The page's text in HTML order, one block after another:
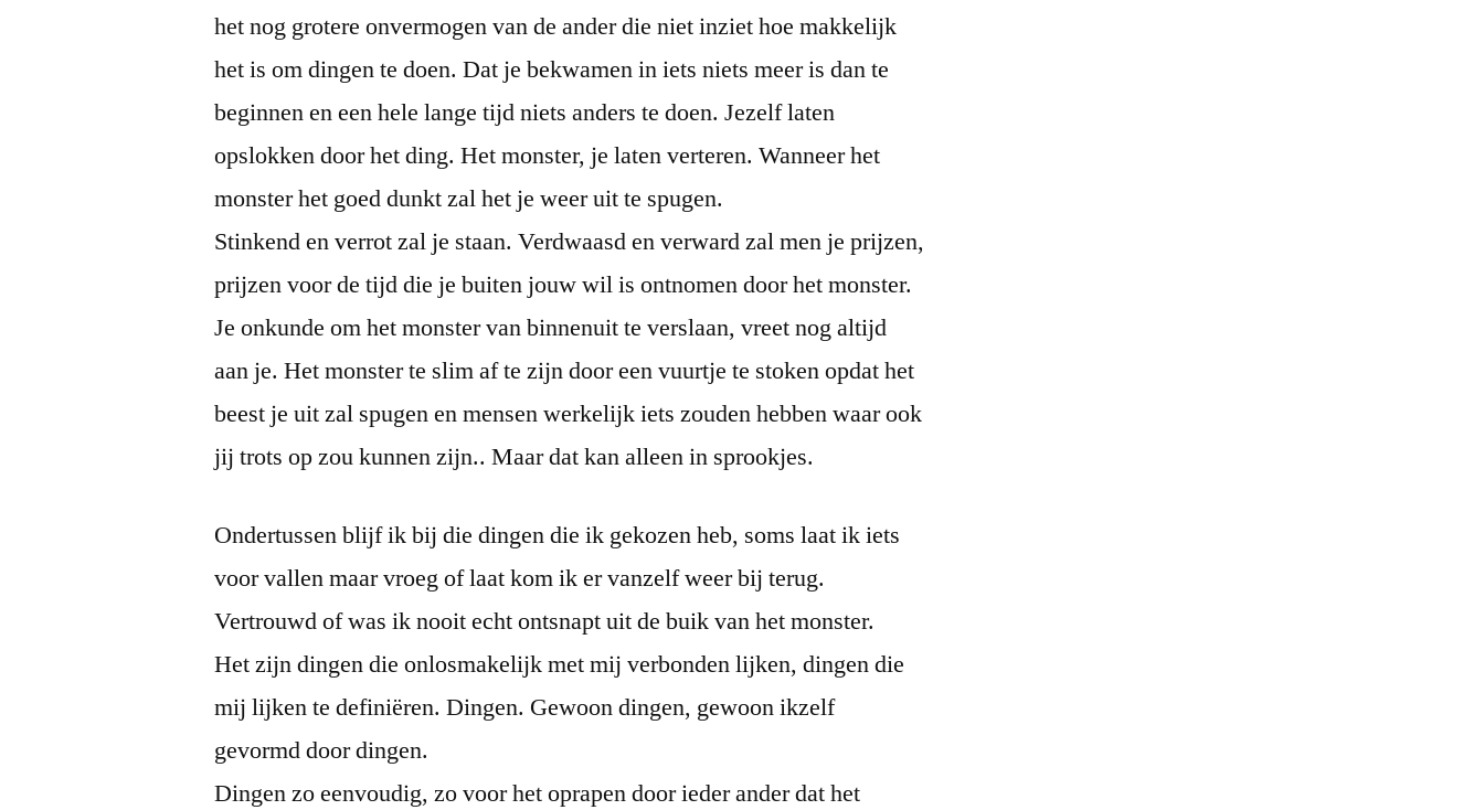
het nog grotere onvermogen van de ander die niet inziet hoe makkelijk
het is om dingen te doen. Dat je bekwamen in iets niets meer is dan te
beginnen en een hele lange tijd niets anders te doen. Jezelf laten
opslokken door het ding. Het monster, je laten verteren. Wanneer het
monster het goed dunkt zal het je weer uit te spugen.
Stinkend en verrot zal je staan. Verdwaasd en verward zal men je prijzen,
prijzen voor de tijd die je buiten jouw wil is ontnomen door het monster.
Je onkunde om het monster van binnenuit te verslaan, vreet nog altijd
aan je. Het monster te slim af te zijn door een vuurtje te stoken opdat het
beest je uit zal spugen en mensen werkelijk iets zouden hebben waar ook
jij trots op zou kunnen zijn.. Maar dat kan alleen in sprookjes.
Ondertussen blijf ik bij die dingen die ik gekozen heb, soms laat ik iets
voor vallen maar vroeg of laat kom ik er vanzelf weer bij terug.
Vertrouwd of was ik nooit echt ontsnapt uit de buik van het monster.
Het zijn dingen die onlosmakelijk met mij verbonden lijken, dingen die
mij lijken te definiëren. Dingen. Gewoon dingen, gewoon ikzelf
gevormd door dingen.
Dingen zo eenvoudig, zo voor het oprapen door ieder ander dat het